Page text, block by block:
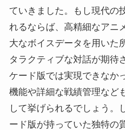
ていきました。もし現代の
れるならば、高精細なアニ
大なボイスデータを用いた
タラクティブな対話が期待
ケード版では実現できなか
機能や詳細な戦績管理など
して挙げられるでしょう。
ード版が持っていた独特の